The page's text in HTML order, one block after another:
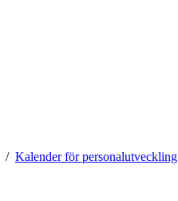
Kalender för personalutveckling